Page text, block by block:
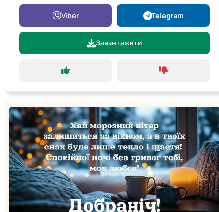
Viber Telegram
Завантажити